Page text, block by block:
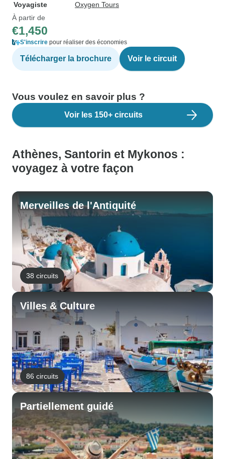
Voyagiste
Oxygen Tours
À partir de
€1,450
S'inscrire pour réaliser des économies
Télécharger la brochure Voir le circuit
Vous voulez en savoir plus ?
Voir les 150+ circuits
Athènes, Santorin et Mykonos :
voyagez à votre façon
Merveilles de l'Antiquité
38 circuits
Villes & Culture
86 circuits
Partiellement guidé